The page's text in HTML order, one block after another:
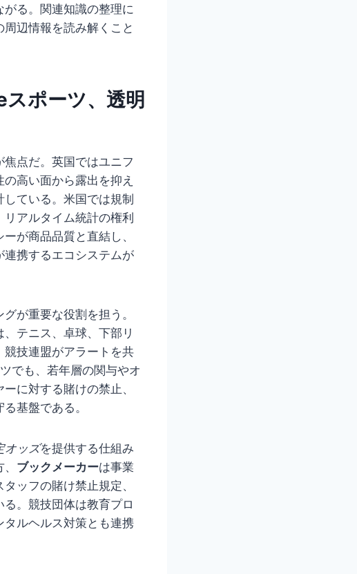
る。関連知識の整理に
周辺情報を読み解くこと
ポーツ、透明
点だ。英国ではユニフ
高い面から露出を抑え
ている。米国では規制
アルタイム統計の権利
が商品品質と直結し、
連携するエコシステムが
が重要な役割を担う。
テニス、卓球、下部リ
技連盟がアラートを共
でも、若年層の関与やオ
に対する賭けの禁止、
基盤である。
オッズを提供する仕組み
ブックメーカーは事業
ッフの賭け禁止規定、
。競技団体は教育プロ
ルヘルス対策とも連携